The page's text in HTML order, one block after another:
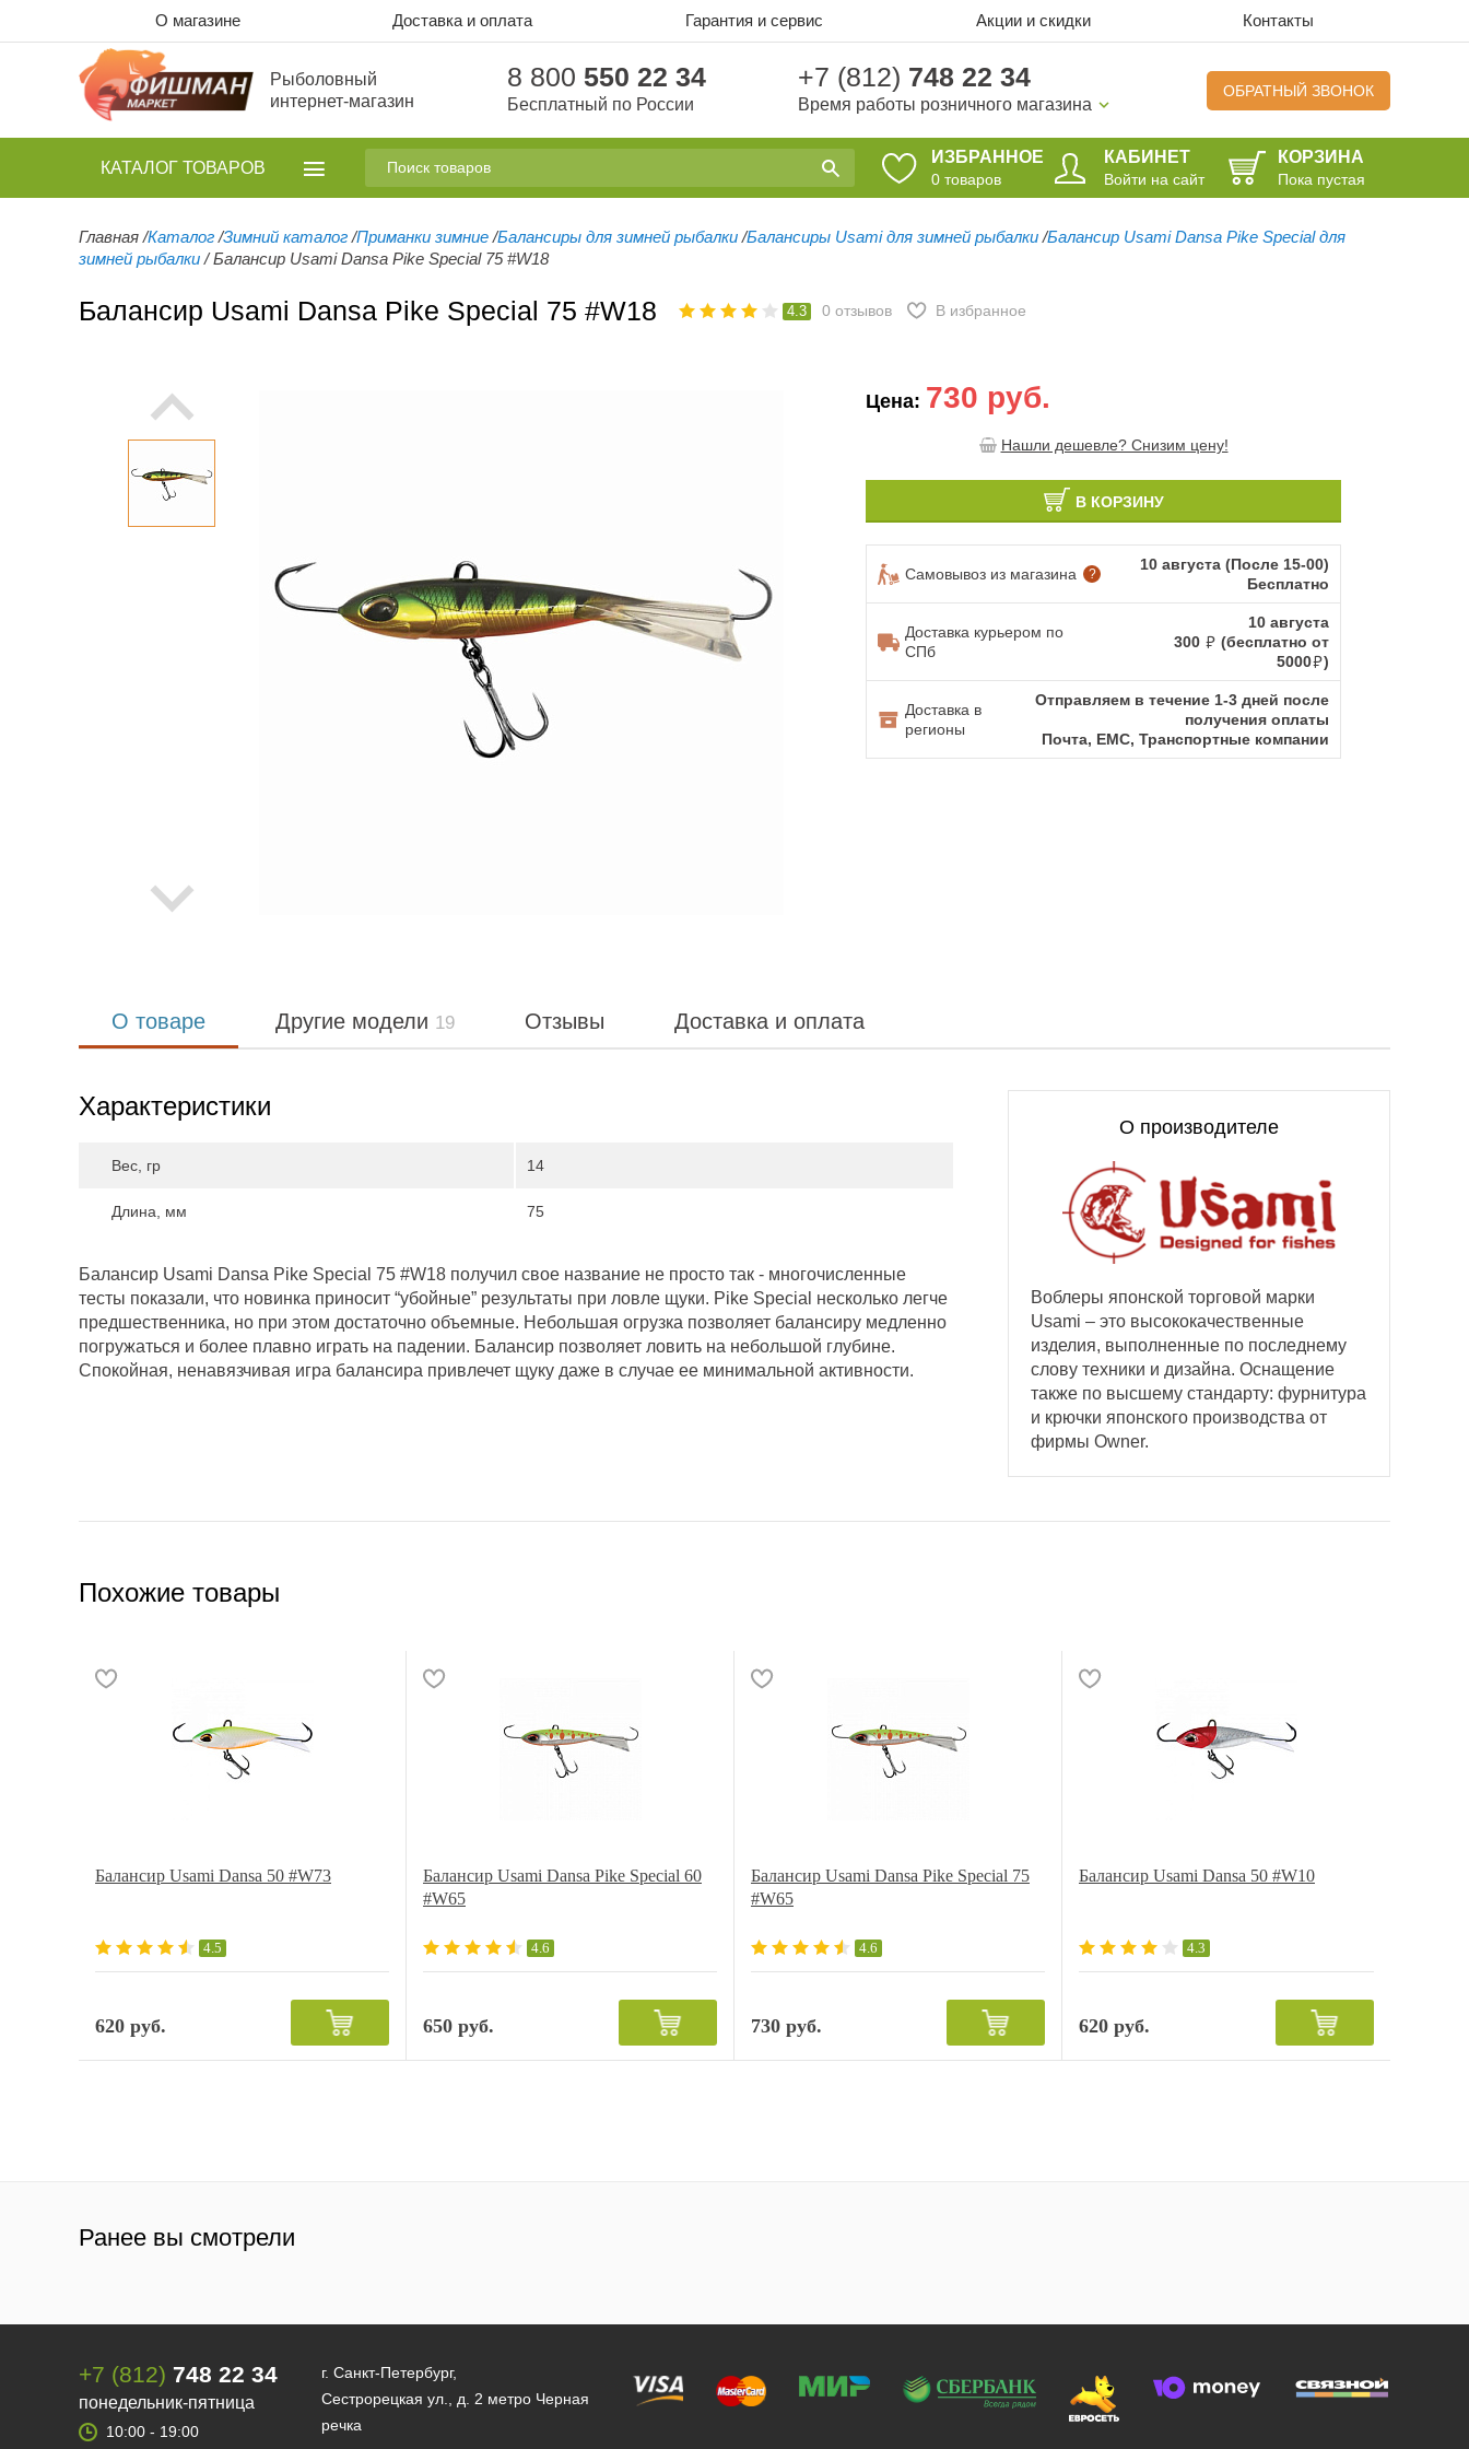
О магазине Доставка и оплата Гарантия и сервис Акции и скидки Контакты
Рыболовный
интернет-магазин
8 800 550 22 34
Бесплатный по России
+7 (812) 748 22 34
Время работы розничного магазина
ОБРАТНЫЙ ЗВОНОК
ИЗБРАННОЕ
0 товаров
КАБИНЕТ
Войти на сайт
КОРЗИНА
Пока пустая
КАТАЛОГ ТОВАРОВ
Главная /Каталог /Зимний каталог /Приманки зимние /Балансиры для зимней рыбалки /Балансиры Usami для зимней рыбалки /Балансир Usami Dansa Pike Special для
зимней рыбалки /Балансир Usami Dansa Pike Special 75 #W18
Балансир Usami Dansa Pike Special 75 #W18 4.3 0 отзывов В избранное
Цена: 730 руб.
Нашли дешевле? Снизим цену!
В КОРЗИНУ
Самовывоз из магазина ?
10 августа (После 15-00)
Бесплатно
Доставка курьером по
СПб
10 августа
300
(бесплатно от
5000
)
Доставка в
регионы
Отправляем в течение 1-3 дней после
получения оплаты
Почта, ЕМС, Транспортные компании
О товаре Другие модели 19 Отзывы Доставка и оплата
О производителе
Воблеры японской торговой марки
Usami – это высококачественные
изделия, выполненные по последнему
слову техники и дизайна. Оснащение
также по высшему стандарту: фурнитура
и крючки японского производства от
фирмы Owner.
Характеристики
Вес, гр 14
Длина, мм 75
Балансир Usami Dansa Pike Special 75 #W18 получил свое название не просто так - многочисленные
тесты показали, что новинка приносит “убойные” результаты при ловле щуки. Pike Special несколько легче
предшественника, но при этом достаточно объемные. Небольшая огрузка позволяет балансиру медленно
погружаться и более плавно играть на падении. Балансир позволяет ловить на небольшой глубине.
Спокойная, ненавязчивая игра балансира привлечет щуку даже в случае ее минимальной активности.
Похожие товары
Балансир Usami Dansa 50 #W73
4.5
620 руб.
Балансир Usami Dansa Pike Special 60
#W65
4.6
650 руб.
Балансир Usami Dansa Pike Special 75
#W65
4.6
730 руб.
Балансир Usami Dansa 50 #W10
4.3
620 руб.
Ранее вы смотрели
+7 (812) 748 22 34
понедельник-пятница
10:00 - 19:00
г. Санкт-Петербург,
Сестрорецкая ул., д. 2 метро Черная
речка